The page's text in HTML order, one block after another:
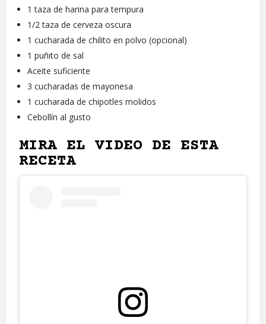
1 taza de harina para tempura
1/2 taza de cerveza oscura
1 cucharada de chilito en polvo (opcional)
1 puñito de sal
Aceite suficiente
3 cucharadas de mayonesa
1 cucharada de chipotles molidos
Cebollín al gusto
MIRA EL VIDEO DE ESTA
RECETA